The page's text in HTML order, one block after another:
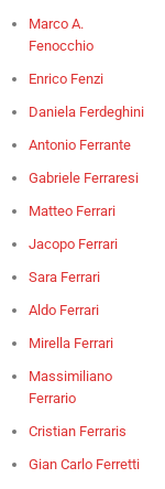
Marco A.
Fenocchio
Enrico Fenzi
Daniela Ferdeghini
Antonio Ferrante
Gabriele Ferraresi
Matteo Ferrari
Jacopo Ferrari
Sara Ferrari
Aldo Ferrari
Mirella Ferrari
Massimiliano
Ferrario
Cristian Ferraris
Gian Carlo Ferretti